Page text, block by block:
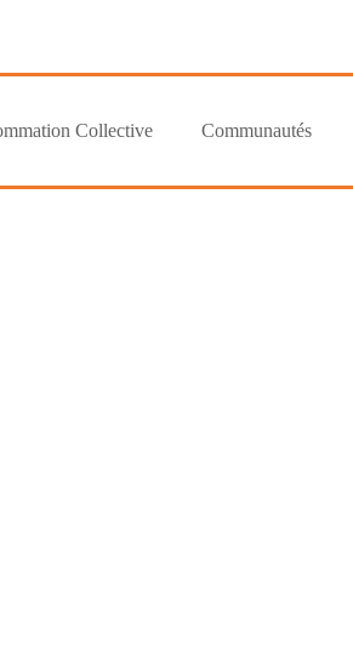
Collective Communautés